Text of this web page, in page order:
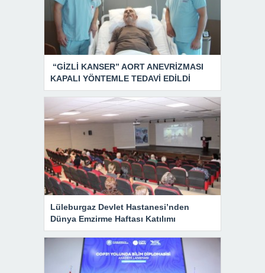
“GİZLİ KANSER” AORT ANEVRİZMASI
KAPALI YÖNTEMLE TEDAVİ EDİLDİ
Lüleburgaz Devlet Hastanesi’nden
Dünya Emzirme Haftası Katılımı